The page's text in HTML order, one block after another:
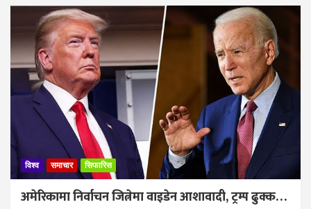
विश्व समाचार सिफारिस
अमेरिकामा निर्वाचन जित्नेमा वाइडेन आशावादी, ट्रम्प ढुक्क…